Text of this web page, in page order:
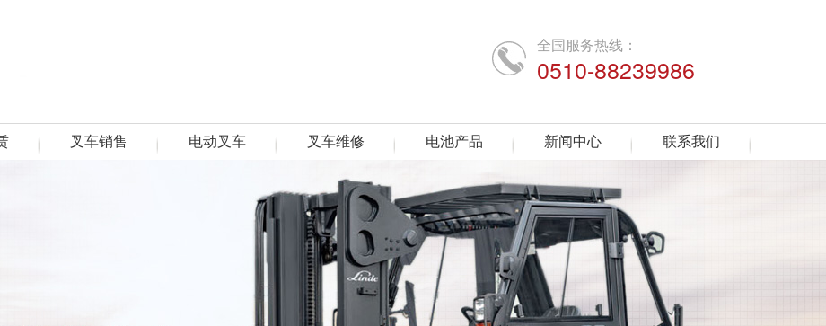
全国服务热线：
0510-88239986
叉车销售 电动叉车 叉车维修 电池产品 新闻中心 联系我们